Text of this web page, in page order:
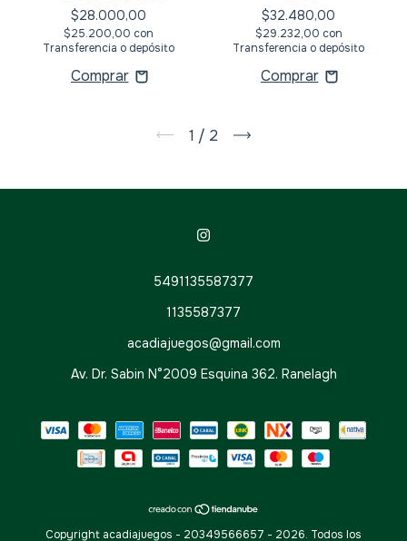
$28.000,00
$25.200,00 con
Transferencia o depósito
$32.480,00
$29.232,00 con
Transferencia o depósito
1 / 2
5491135587377
1135587377
acadiajuegos@gmail.com
Av. Dr. Sabin N°2009 Esquina 362. Ranelagh
Copyright acadiajuegos - 20349566657 - 2026. Todos los